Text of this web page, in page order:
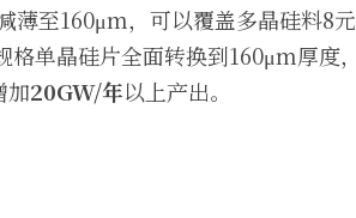
薄至160μm，可以覆盖多晶硅料8
单晶硅片全面转换到160μm厚度
加20GW/年以上产出。